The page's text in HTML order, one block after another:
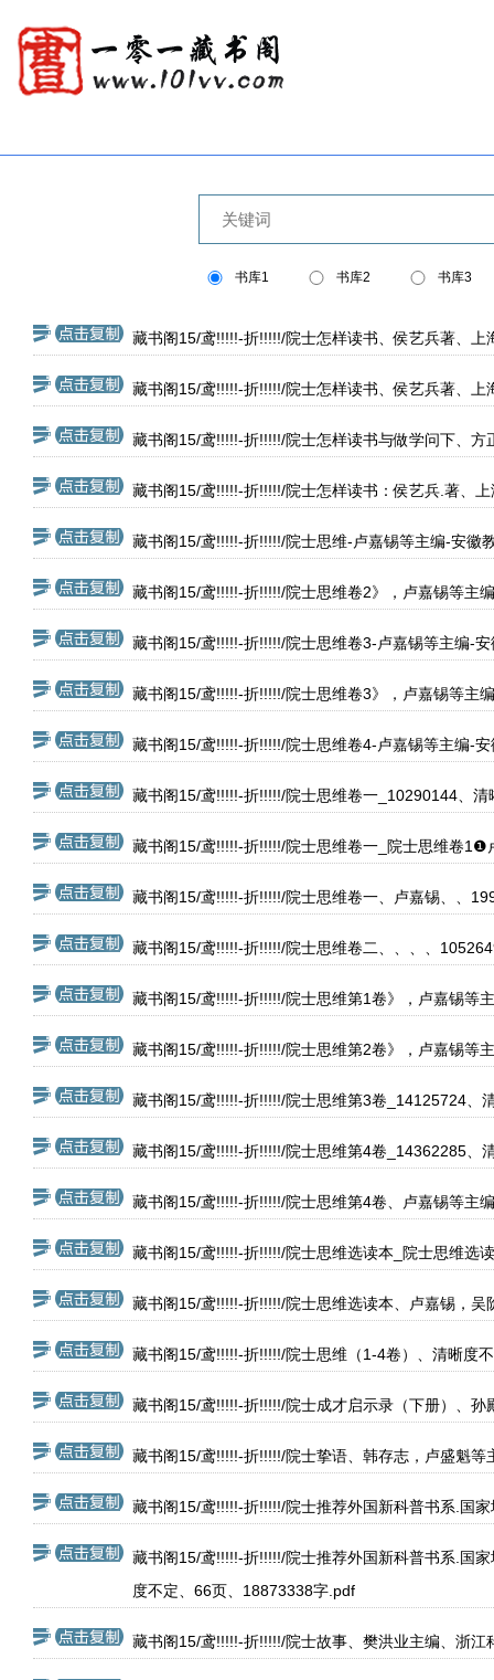
书库1 书库2 书库3
藏书阁15/鸢!!!!!-折!!!!!/院士怎样读书、侯艺兵著、
藏书阁15/鸢!!!!!-折!!!!!/院士怎样读书、侯艺兵著、
藏书阁15/鸢!!!!!-折!!!!!/院士怎样读书与做学问下、
藏书阁15/鸢!!!!!-折!!!!!/院士怎样读书：侯艺兵.著、
藏书阁15/鸢!!!!!-折!!!!!/院士思维-卢嘉锡等主编-安徽
藏书阁15/鸢!!!!!-折!!!!!/院士思维卷2》，卢嘉锡等主
藏书阁15/鸢!!!!!-折!!!!!/院士思维卷3-卢嘉锡等主编-
藏书阁15/鸢!!!!!-折!!!!!/院士思维卷3》，卢嘉锡等主
藏书阁15/鸢!!!!!-折!!!!!/院士思维卷4-卢嘉锡等主编-
藏书阁15/鸢!!!!!-折!!!!!/院士思维卷一_10290144、
藏书阁15/鸢!!!!!-折!!!!!/院士思维卷一_院士思维卷
藏书阁15/鸢!!!!!-折!!!!!/院士思维卷一、卢嘉锡、、
藏书阁15/鸢!!!!!-折!!!!!/院士思维卷二、、、、
藏书阁15/鸢!!!!!-折!!!!!/院士思维第1卷》，卢嘉锡等
藏书阁15/鸢!!!!!-折!!!!!/院士思维第2卷》，卢嘉锡等
藏书阁15/鸢!!!!!-折!!!!!/院士思维第3卷_14125724、
藏书阁15/鸢!!!!!-折!!!!!/院士思维第4卷_14362285、
藏书阁15/鸢!!!!!-折!!!!!/院士思维第4卷、卢嘉锡等主
藏书阁15/鸢!!!!!-折!!!!!/院士思维选读本_院士思维
藏书阁15/鸢!!!!!-折!!!!!/院士思维选读本、卢嘉锡，
藏书阁15/鸢!!!!!-折!!!!!/院士思维（1-4卷）、清晰度
藏书阁15/鸢!!!!!-折!!!!!/院士成才启示录（下册）、
藏书阁15/鸢!!!!!-折!!!!!/院士挚语、韩存志，卢盛魁
藏书阁15/鸢!!!!!-折!!!!!/院士推荐外国新科普书系.国
藏书阁15/鸢!!!!!-折!!!!!/院士推荐外国新科普书系.国
度不定、66页、18873338字.pdf
藏书阁15/鸢!!!!!-折!!!!!/院士故事、樊洪业主编、浙